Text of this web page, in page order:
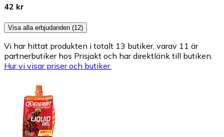
42 kr
Visa alla erbjudanden (12)
Vi har hittat produkten i totalt 13 butiker, varav 11 är
partnerbutiker hos Prisjakt och har direktlänk till butiken.
Hur vi visar priser och butiker.